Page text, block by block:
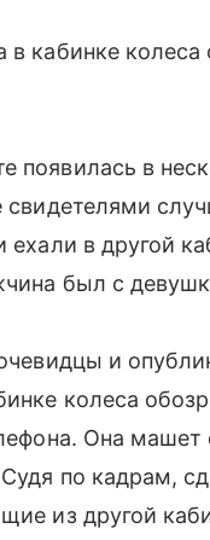
кабинке
в
в другой
был с
и
колеса
Она
по кадрам,
из другой